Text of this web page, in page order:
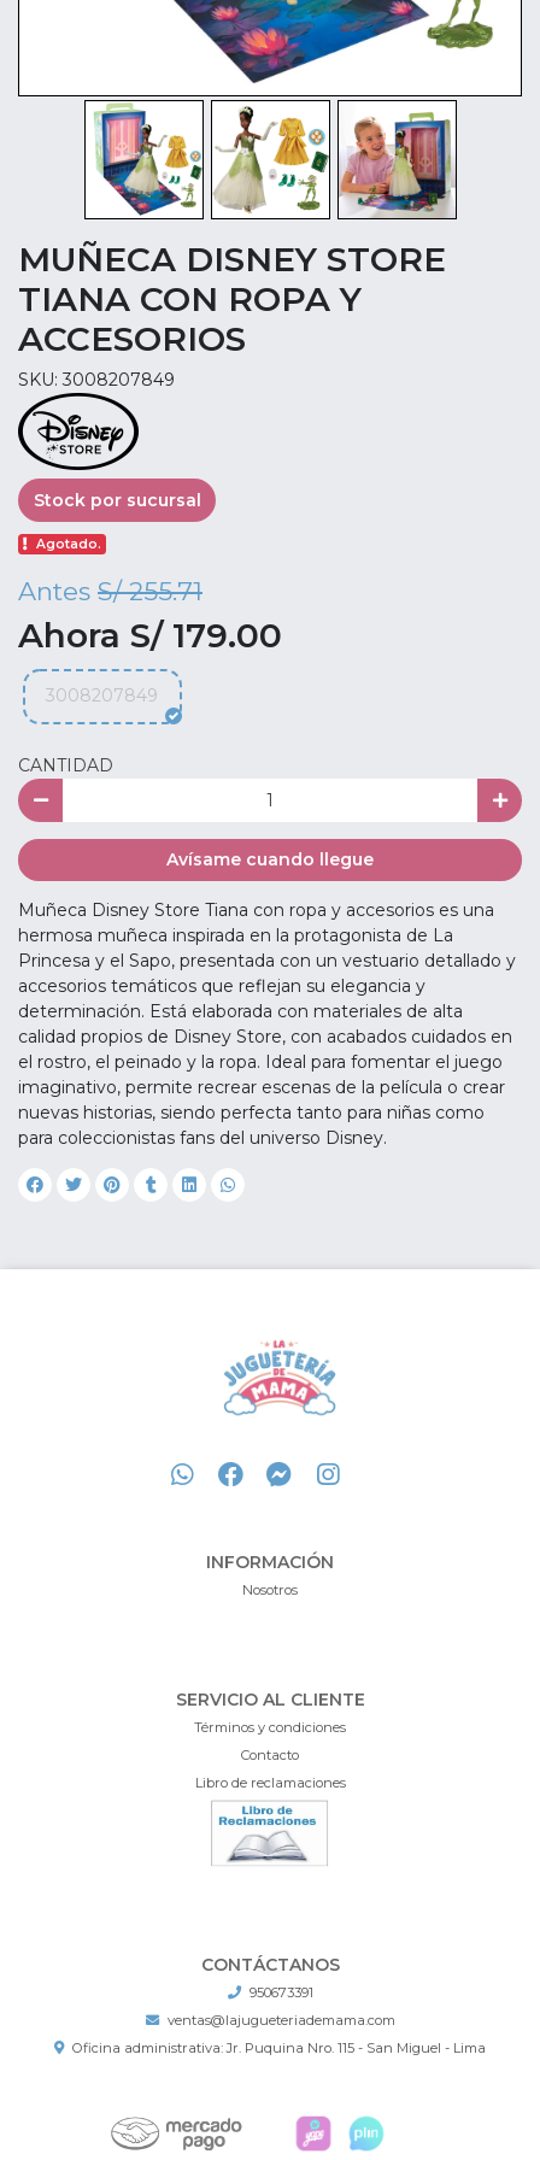
MUÑECA DISNEY STORE
TIANA CON ROPA Y
ACCESORIOS
SKU: 3008207849
Stock por sucursal
Agotado.
Antes S/ 255.71
Ahora S/ 179.00
3008207849
CANTIDAD
Avísame cuando llegue
Muñeca Disney Store Tiana con ropa y accesorios es una
hermosa muñeca inspirada en la protagonista de La
Princesa y el Sapo, presentada con un vestuario detallado y
accesorios temáticos que reflejan su elegancia y
determinación. Está elaborada con materiales de alta
calidad propios de Disney Store, con acabados cuidados en
el rostro, el peinado y la ropa. Ideal para fomentar el juego
imaginativo, permite recrear escenas de la película o crear
nuevas historias, siendo perfecta tanto para niñas como
para coleccionistas fans del universo Disney.
INFORMACIÓN
Nosotros
SERVICIO AL CLIENTE
Términos y condiciones
Contacto
Libro de reclamaciones
CONTÁCTANOS
950673391
ventas@lajugueteriademama.com
Oficina administrativa: Jr. Puquina Nro. 115 - San Miguel - Lima